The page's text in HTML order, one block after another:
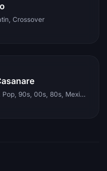
Crossover
Electronic, Rock, Pop, 90s, 00s, 80s, Mexican, Ranchera, Reggaeton, Instrumental, Salsa, Merengue, Tropical, Romantic, Vallenato, Llanera